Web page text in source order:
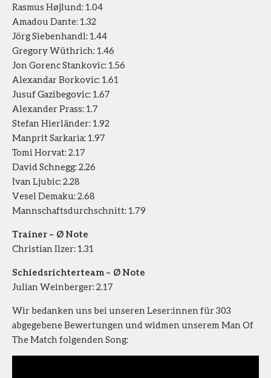
Rasmus Højlund: 1.04
Amadou Dante: 1.32
Jörg Siebenhandl: 1.44
Gregory Wüthrich: 1.46
Jon Gorenc Stankovic: 1.56
Alexandar Borkovic: 1.61
Jusuf Gazibegovic: 1.67
Alexander Prass: 1.7
Stefan Hierländer: 1.92
Manprit Sarkaria: 1.97
Tomi Horvat: 2.17
David Schnegg: 2.26
Ivan Ljubic: 2.28
Vesel Demaku: 2.68
Mannschaftsdurchschnitt: 1.79
Trainer – Ø Note
Christian Ilzer: 1.31
Schiedsrichterteam – Ø Note
Julian Weinberger: 2.17
Wir bedanken uns bei unseren Leser:innen für 303
abgegebene Bewertungen und widmen unserem Man Of
The Match folgenden Song: